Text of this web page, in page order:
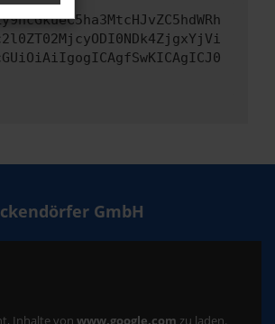
GmbH
Inhalte von www.google.com zu laden.